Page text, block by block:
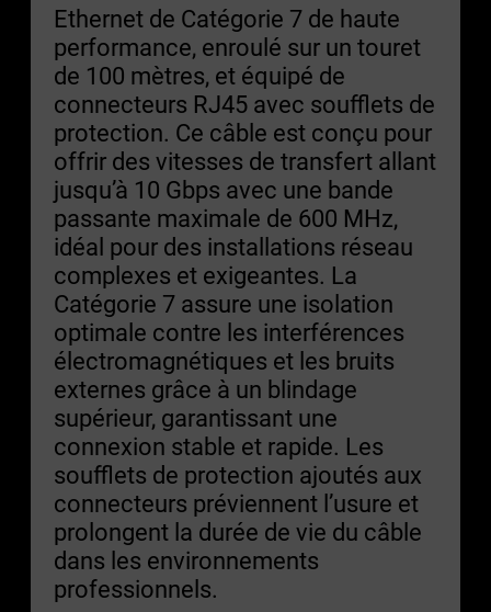
Ethernet de Catégorie 7 de haute
performance, enroulé sur un touret
de 100 mètres, et équipé de
connecteurs RJ45 avec soufflets de
protection. Ce câble est conçu pour
offrir des vitesses de transfert allant
jusqu’à 10 Gbps avec une bande
passante maximale de 600 MHz,
idéal pour des installations réseau
complexes et exigeantes. La
Catégorie 7 assure une isolation
optimale contre les interférences
électromagnétiques et les bruits
externes grâce à un blindage
supérieur, garantissant une
connexion stable et rapide. Les
soufflets de protection ajoutés aux
connecteurs préviennent l’usure et
prolongent la durée de vie du câble
dans les environnements
professionnels.